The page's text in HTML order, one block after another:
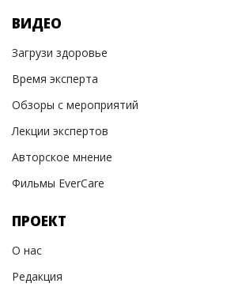
ВИДЕО
Загрузи здоровье
Время эксперта
Обзоры с мероприятий
Лекции экспертов
Авторское мнение
Фильмы EverCare
ПРОЕКТ
О нас
Редакция